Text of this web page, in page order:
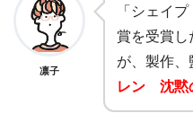
凛子
「シェイ
賞を受賞
が、製作、
レン 沈黙